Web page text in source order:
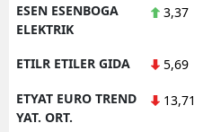
ESEN ESENBOGA
ELEKTRIK
3,37
ETILR ETILER GIDA 5,69
ETYAT EURO TREND
YAT. ORT.
13,71